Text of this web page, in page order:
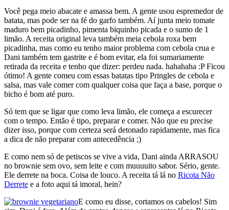
Você pega meio abacate e amassa bem. A gente usou espremedor de
batata, mas pode ser na fé do garfo também. Aí junta meio tomate
maduro bem picadinho, pimenta biquinho picada e o sumo de 1
limão. A receita original leva também meia cebola roxa bem
picadinha, mas como eu tenho maior problema com cebola crua e
Dani também tem gastrite e é bom evitar, ela foi sumariamente
retirada da receita e tenho que dizer: perdeu nada. hahahaha :P Ficou
ótimo! A gente comeu com essas batatas tipo Pringles de cebola e
salsa, mas vale comer com qualquer coisa que faça a base, porque o
bicho é bom até puro.
Só tem que se ligar que como leva limão, ele começa a escurecer
com o tempo. Então é tipo, preparar e comer. Não que eu precise
dizer isso, porque com certeza será detonado rapidamente, mas fica
a dica de não preparar com antecedência ;)
E como nem só de petiscos se vive a vida, Dani ainda ARRASOU
no brownie sem ovo, sem leite e com muuuuito sabor. Sério, gente.
Ele derrete na boca. Coisa de louco. A receita tá lá no Ricota Não
Derrete e a foto aqui tá imoral, hein?
E como eu disse, cortamos os cabelos! Sim